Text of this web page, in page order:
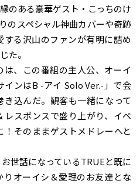
のある豪華ゲスト・こっちのけ
のスペシャル神曲カバーや奇跡
る沢山のファンが有明に詰め
た。
、この番組の主人公、オーイ
ンはB -アイ Solo Ver.-」で会
込んだ。観客も一緒になって
レスポンスで盛り上がり、イベ
そのままゲストメドレーへと
世話になっているTRUEと既に
オーイシ＆愛理のお友達とな